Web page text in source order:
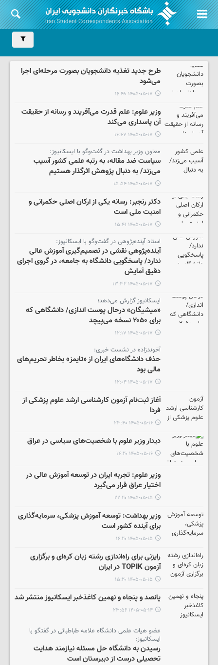
طرح جدید تغذیه دانشجویان بصورت مرحله‌ای اجرا
می‌شود
۱۴۰۵-۰۵-۱۷ ۱۶:۴۸
وزیر علوم: علم قدرت می‌آفریند و رسانه از حقیقت
آن پاسداری می‌کند
۱۴۰۵-۰۵-۱۷ ۱۶:۴۷
معاون وزیر بهداشت در گفت‌وگو با ایسکانیوز:
سیاست ضد مقاله، به رتبه علمی کشور آسیب
می‌زند/ به دنبال پژوهش اثرگذار هستیم
۱۴۰۵-۰۵-۱۷ ۱۵:۵۴
دکتر رنجبر: رسانه یکی از ارکان اصلی حکمرانی و
امنیت ملی است
۱۴۰۵-۰۵-۱۷ ۱۵:۴۱
استاد آینده‌پژوهی در گفت‎‌وگو با ایسکانیوز:
آینده‌پژوهی نقشی در تصمیم‌گیری آموزش عالی
ندارد/ پاسخگویی دانشگاه به جامعه، در گروی اجرای
دقیق آمایش
۱۴۰۵-۰۵-۱۷ ۱۳:۳۲
ایسکانیوز گزارش می‌دهد؛
«میشیگان» درحال پوست اندازی/ دانشگاهی که
برای ۲۰۵۰ نسخه می‌پیچد
۱۴۰۵-۰۵-۱۷ ۱۲:۱۷
آخوندزاده در نشست خبری:
حذف دانشگاه‌های ایران از «تایمز» بخاطر تحریم‌های
مالی بود
۱۴۰۵-۰۵-۱۷ ۱۲:۰۴
آغاز ثبت‌نام‌ آزمون کارشناسی ارشد علوم پزشکی از
فردا
۱۴۰۵-۰۵-۱۶ ۲۳:۴۰
دیدار وزیر علوم با شخصیت‌های سیاسی در عراق
۱۴۰۵-۰۵-۱۶ ۱۴:۲۰
وزیر علوم: تجربه ایران در توسعه آموزش عالی در
اختیار عراق قرار می‌گیرد
۱۴۰۵-۰۵-۱۵ ۲۲:۲۰
وزیر بهداشت: توسعه آموزش پزشکی، سرمایه‌گذاری
برای آینده کشور است
۱۴۰۵-۰۵-۱۵ ۱۶:۲۰
رایزنی برای راه‌اندازی رشته زبان کره‌ای و برگزاری
آزمون TOPIK در ایران
۱۴۰۵-۰۵-۱۵ ۱۵:۲۰
پانصد و پنجاه و نهمین کاغذخبر ایسکانیوز منتشر شد
۱۴۰۵-۰۵-۱۴ ۲۳:۵۶
عضو هیات علمی دانشگاه علامه طباطبائی در گفتگو با
ایسکانیوز:
رسیدن به دانشگاه حل مسئله نیازمند هدایت
تحصیلی درست از دبیرستان است